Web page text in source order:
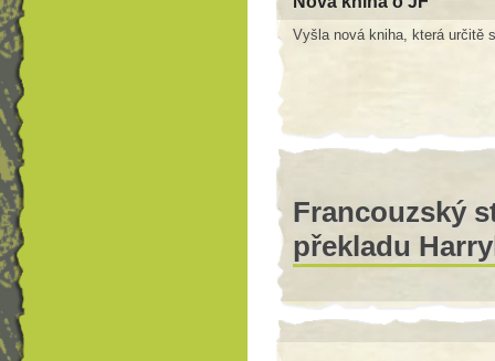
Vyšla nová kniha, která určitě
Francouzský
překladu
Francouzská policie zatkla